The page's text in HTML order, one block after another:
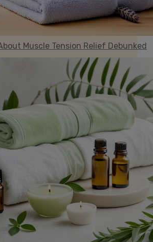
Muscle Tension Relief Debunked